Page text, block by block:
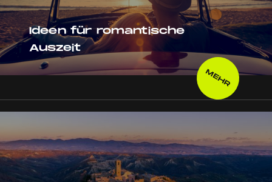
Ideen für romantische
Auszeit
MEHR